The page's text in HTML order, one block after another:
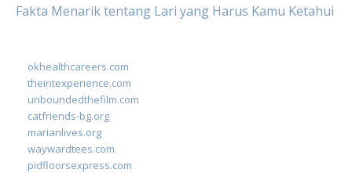
Fakta Menarik tentang Lari yang Harus Kamu Ketahui
okhealthcareers.com
theintexperience.com
unboundedthefilm.com
catfriends-bg.org
marianlives.org
waywardtees.com
pidfloorsexpress.com